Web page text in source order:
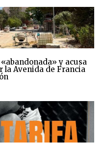
y acusa
la Avenida de Francia